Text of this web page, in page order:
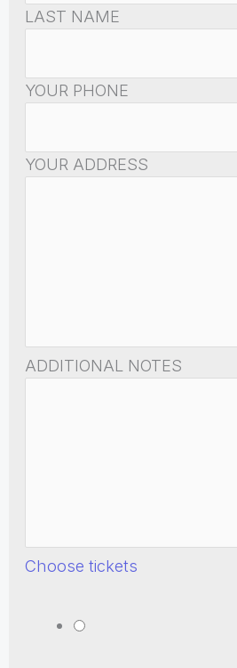
LAST NAME
YOUR PHONE
YOUR ADDRESS
ADDITIONAL NOTES
Choose tickets